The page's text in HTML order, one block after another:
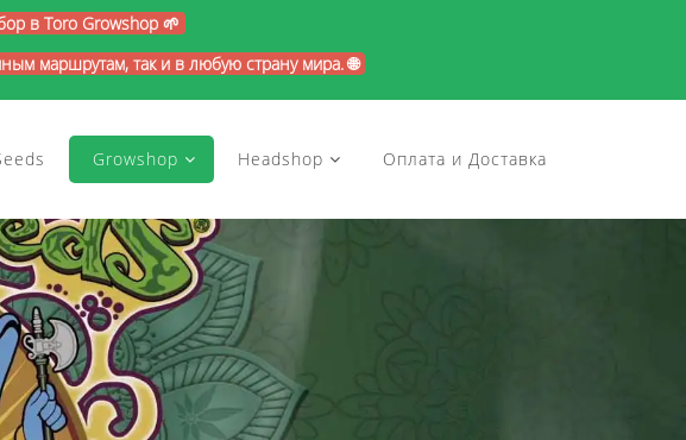
в Toro Growshop 🌱
маршрутам, так и в любую страну мира. 🌐
Growshop Headshop Оплата и Доставка